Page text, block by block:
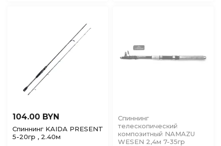
104.00 BYN
Спиннинг KAIDA PRESENT
5-20гр , 2.40м
Спиннинг
телескопический
композитный NAMAZU
WESEN 2,4м 7-35гр